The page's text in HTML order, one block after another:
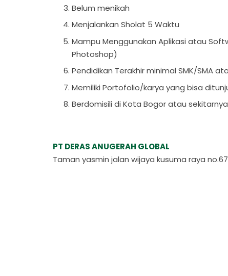
Belum menikah
Menjalankan Sholat 5 Waktu
Mampu Menggunakan Aplikasi atau
Photoshop)
Pendidikan Terakhir minimal SMK/SMA
Memiliki Portofolio/karya yang bisa
Berdomisili di Kota Bogor atau
PT DERAS ANUGERAH GLOBAL
Taman yasmin jalan wijaya kusuma raya